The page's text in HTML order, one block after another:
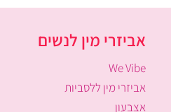
אביזרי מין לנשים
We Vibe
אביזרי מין ללסביות
אצבעון